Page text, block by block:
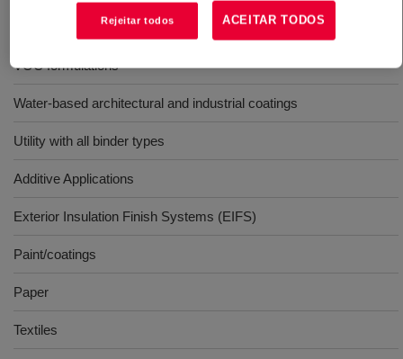
Interior and exterior paints
VOC formulations
Water-based architectural and industrial coatings
Utility with all binder types
Additive Applications
Exterior Insulation Finish Systems (EIFS)
Paint/coatings
Paper
Textiles
Rejeitar todos ACEITAR TODOS